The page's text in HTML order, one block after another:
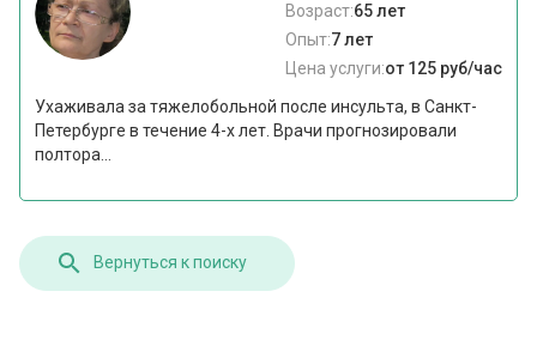
Возраст:65 лет
Опыт:7 лет
Цена услуги:от 125 руб/час
Ухаживала за тяжелобольной после инсульта, в Санкт-
Петербурге в течение 4-х лет. Врачи прогнозировали
полтора...
Вернуться к поиску